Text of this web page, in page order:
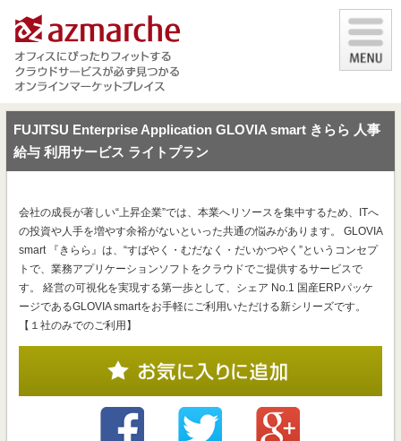
FUJITSU Enterprise Application GLOVIA smart きらら 人事
給与 利用サービス ライトプラン
会社の成長が著しい“上昇企業”では、本業へリソースを集中するため、ITへ
の投資や人手を増やす余裕がないといった共通の悩みがあります。 GLOVIA
smart 『きらら』は、“すばやく・むだなく・だいかつやく”というコンセプ
トで、業務アプリケーションソフトをクラウドでご提供するサービスで
す。 経営の可視化を実現する第一歩として、シェア No.1 国産ERPパッケ
ージであるGLOVIA smartをお手軽にご利用いただける新シリーズです。
【１社のみでのご利用】